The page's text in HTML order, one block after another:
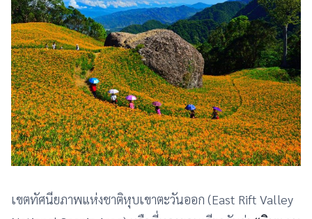
เขตทัศนียภาพแห่งชาติหุบเขาตะวันออก (East Rift Valley